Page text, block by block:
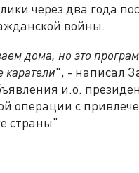
через два года
войны.
дома, но это
каратели", - написал
и.о.
операции с
страны".